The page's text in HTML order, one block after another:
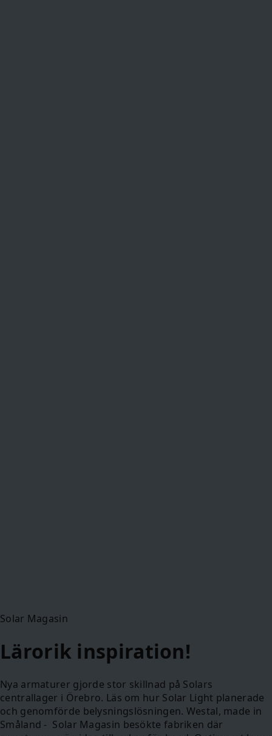
Solar Magasin
Lärorik inspiration!
Nya armaturer gjorde stor skillnad på Solars
centrallager i Örebro. Läs om hur Solar Light planerade
och genomförde belysningslösningen. Westal, made in
Småland - Solar Magasin besökte fabriken där